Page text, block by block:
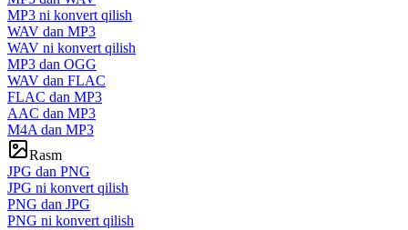
MP3 ni konvert qilish
WAV dan MP3
WAV ni konvert qilish
MP3 dan OGG
WAV dan FLAC
FLAC dan MP3
AAC dan MP3
M4A dan MP3
Rasm
JPG dan PNG
JPG ni konvert qilish
PNG dan JPG
PNG ni konvert qilish